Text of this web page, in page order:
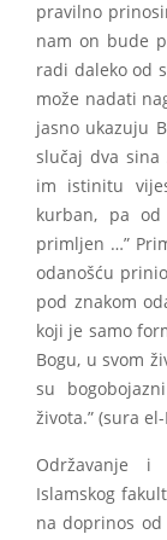
pravilno
nam on bude
radi daleko od
može nadati
jasno ukazuju
slučaj dva sina
im istinitu
kurban, pa
primljen …”
odanošću
pod znakom
koji je samo
Bogu, u svom
su
života.” (sura
Održavanje i
Islamskog
na doprinos